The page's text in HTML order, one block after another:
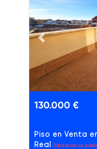
Previous slide
130.000 €
Piso en Venta
Real
(Ubicación no